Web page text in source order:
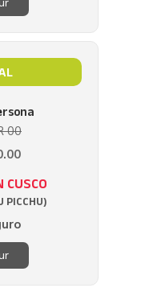
00
CUSCO
PICCHU)